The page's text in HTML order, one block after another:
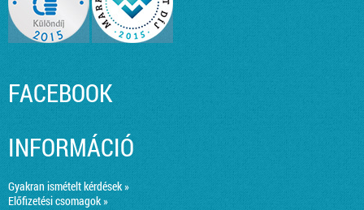
FACEBOOK
INFORMÁCIÓ
Gyakran ismételt kérdések »
Előfizetési csomagok »